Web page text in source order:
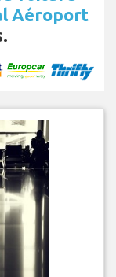
Aéroport